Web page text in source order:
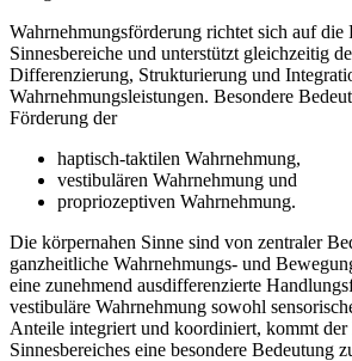
Wahrnehmungsförderung richtet sich auf die
Sinnesbereiche und unterstützt gleichzeitig
Differenzierung, Strukturierung und
Wahrnehmungsleistungen. Besondere
Förderung der
haptisch-taktilen Wahrnehmung,
vestibulären Wahrnehmung und
propriozeptiven Wahrnehmung.
Die körpernahen Sinne sind von zentraler
ganzheitliche Wahrnehmungs- und
eine zunehmend ausdifferenzierte
vestibuläre Wahrnehmung sowohl
Anteile integriert und koordiniert, kommt der
Sinnesbereiches eine besondere Bedeutung